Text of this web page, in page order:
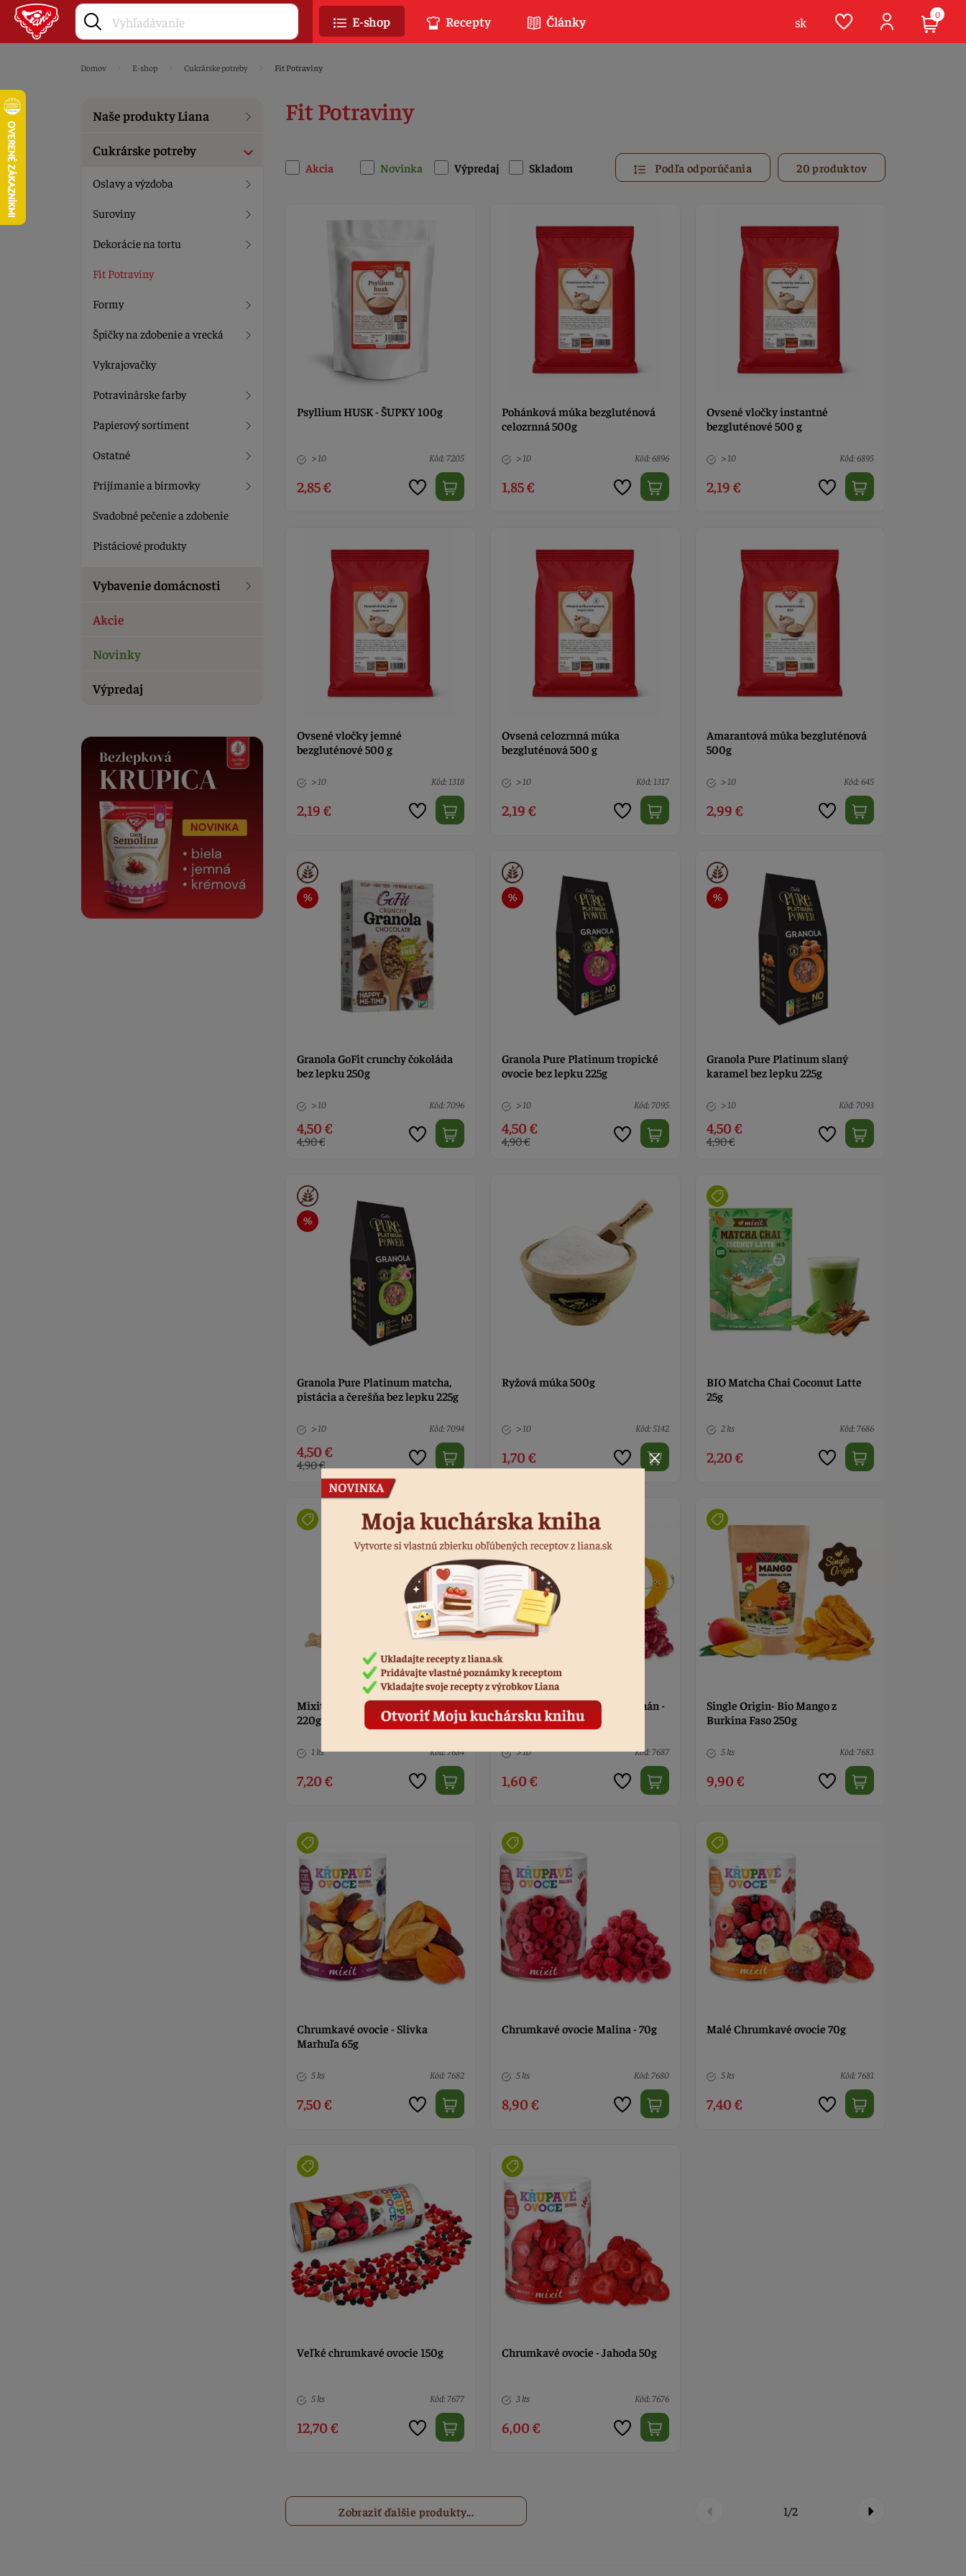
Domov E-shop Cukrárske potreby Fit Potraviny
Fit Potraviny
Akcia Novinka Výpredaj Skladom Podľa odporúčania 20 produktov
Psyllium HUSK - ŠUPKY 100g
> 10 Kód: 7205
2,85 €
Pohánková múka bezgluténová
celozrnná 500g
> 10 Kód: 6896
1,85 €
Ovsené vločky instantné
bezgluténové 500 g
> 10 Kód: 6895
2,19 €
Ovsené vločky jemné
bezgluténové 500 g
> 10 Kód: 1318
2,19 €
Ovsená celozrnná múka
bezgluténová 500 g
> 10 Kód: 1317
2,19 €
Amarantová múka bezgluténová
500g
> 10 Kód: 645
2,99 €
Granola GoFit crunchy čokoláda
bez lepku 250g
> 10 Kód: 7096
4,50 €
4,90 €
Granola Pure Platinum tropické
ovocie bez lepku 225g
> 10 Kód: 7095
4,50 €
4,90 €
Granola Pure Platinum slaný
karamel bez lepku 225g
> 10 Kód: 7093
4,50 €
4,90 €
Granola Pure Platinum matcha,
pistácia a čerešňa bez lepku 225g
> 10 Kód: 7094
4,50 €
4,90 €
Ryžová múka 500g
> 10 Kód: 5142
1,70 €
BIO Matcha Chai Coconut Latte
25g
2 ks Kód: 7686
2,20 €
Mixitella od Nykki – Love Berry
220g
1 ks Kód: 7684
7,20 €
Ovocné Mixies - Jahoda & banán -
prírodné želé cukríky 35g
> 10 Kód: 7687
1,60 €
Single Origin- Bio Mango z
Burkina Faso 250g
5 ks Kód: 7683
9,90 €
Chrumkavé ovocie - Slivka
Marhuľa 65g
5 ks Kód: 7682
7,50 €
Chrumkavé ovocie Malina - 70g
5 ks Kód: 7680
8,90 €
Malé Chrumkavé ovocie 70g
5 ks Kód: 7681
7,40 €
Veľké chrumkavé ovocie 150g
5 ks Kód: 7677
12,70 €
Chrumkavé ovocie - Jahoda 50g
3 ks Kód: 7676
6,00 €
1/2
Zobraziť ďalšie produkty...
Naše produkty Liana
Cukrárske potreby
Oslavy a výzdoba
Suroviny
Dekorácie na tortu
Fit Potraviny
Formy
Špičky na zdobenie a vrecká
Vykrajovačky
Potravinárske farby
Papierový sortiment
Ostatné
Prijímanie a birmovky
Svadobné pečenie a zdobenie
Pistáciové produkty
Vybavenie domácnosti
Akcie
Novinky
Výpredaj
E-shop Recepty Články sk 0